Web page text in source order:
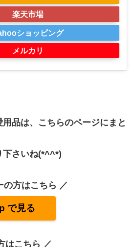
楽天市場
ショッピング
メルカリ
品は、こちらのページにまと
下さいね(*^^*)
の方はこちら ／
で見る
はこちら ／